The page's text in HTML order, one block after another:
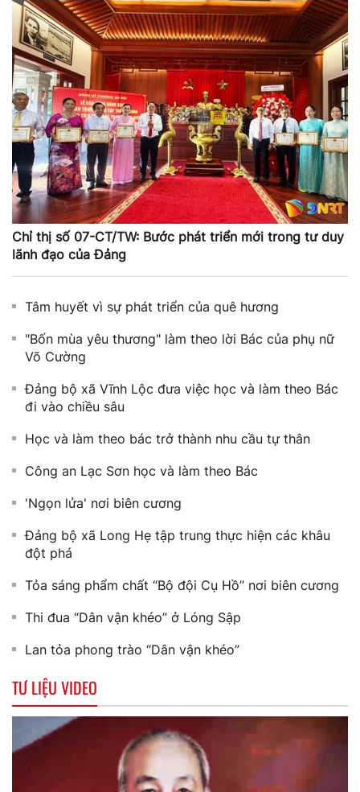
Chỉ thị số 07-CT/TW: Bước phát triển mới trong tư duy
lãnh đạo của Đảng
Tâm huyết vì sự phát triển của quê hương
"Bốn mùa yêu thương" làm theo lời Bác của phụ nữ
Võ Cường
Đảng bộ xã Vĩnh Lộc đưa việc học và làm theo Bác
đi vào chiều sâu
Học và làm theo bác trở thành nhu cầu tự thân
Công an Lạc Sơn học và làm theo Bác
'Ngọn lửa' nơi biên cương
Đảng bộ xã Long Hẹ tập trung thực hiện các khâu
đột phá
Tỏa sáng phẩm chất “Bộ đội Cụ Hồ” nơi biên cương
Thi đua “Dân vận khéo” ở Lóng Sập
Lan tỏa phong trào “Dân vận khéo”
TƯ LIỆU VIDEO